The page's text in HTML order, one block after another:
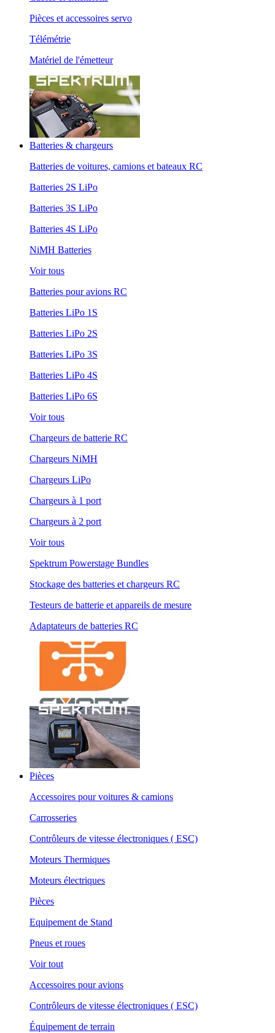
Pièces et accessoires servo
Télémétrie
Matériel de l'émetteur
Batteries & chargeurs
Batteries de voitures, camions et bateaux RC
Batteries 2S LiPo
Batteries 3S LiPo
Batteries 4S LiPo
NiMH Batteries
Voir tous
Batteries pour avions RC
Batteries LiPo 1S
Batteries LiPo 2S
Batteries LiPo 3S
Batteries LiPo 4S
Batteries LiPo 6S
Voir tous
Chargeurs de batterie RC
Chargeurs NiMH
Chargeurs LiPo
Chargeurs à 1 port
Chargeurs à 2 port
Voir tous
Spektrum Powerstage Bundles
Stockage des batteries et chargeurs RC
Testeurs de batterie et appareils de mesure
Adaptateurs de batteries RC
Pièces
Accessoires pour voitures & camions
Carrosseries
Contrôleurs de vitesse électroniques ( ESC)
Moteurs Thermiques
Moteurs électriques
Pièces
Equipement de Stand
Pneus et roues
Voir tout
Accessoires pour avions
Contrôleurs de vitesse électroniques ( ESC)
Équipement de terrain